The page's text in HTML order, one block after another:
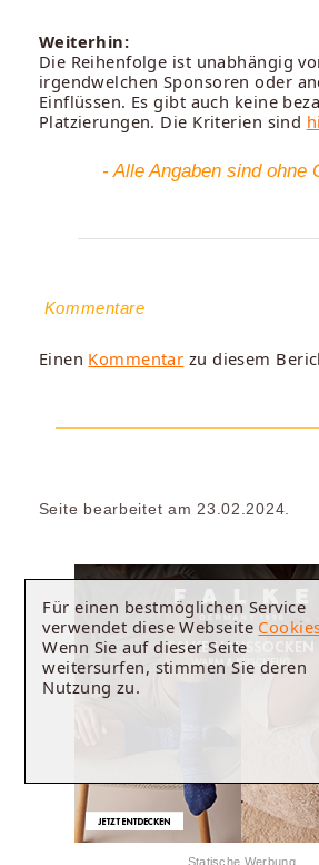
Weiterhin:
Die Reihenfolge ist unabhängig
irgendwelchen Sponsoren oder
Einflüssen. Es gibt auch keine
Platzierungen. Die Kriterien sind
- Alle Angaben sind ohne
Kommentare
Einen Kommentar zu diesem
Seite bearbeitet am 23.02.2024.
Statische Werbung
Für einen bestmöglichen Service
verwendet diese Webseite
Wenn Sie auf dieser Seite
weitersurfen, stimmen Sie deren
Nutzung zu.